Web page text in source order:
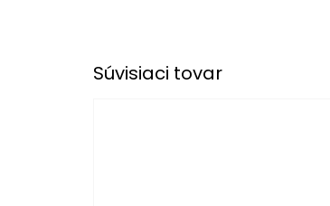
Súvisiaci tovar